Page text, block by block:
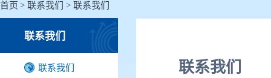
首页 联系我们 联系我们
联系我们
联系我们 联系我们